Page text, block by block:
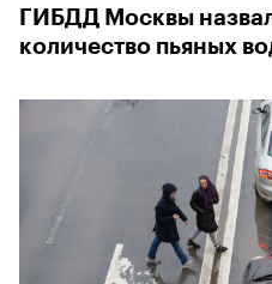
ГИБДД Москвы
количество пьяных